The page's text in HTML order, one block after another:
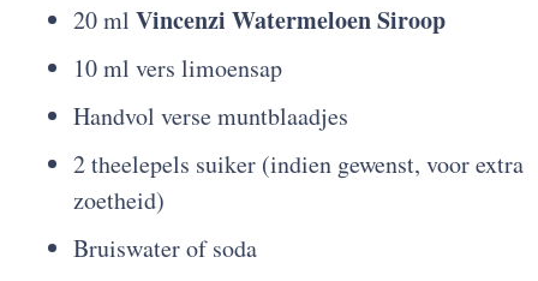
20 mlVincenzi Watermeloen Siroop
10 ml vers limoensap
Handvol verse muntblaadjes
2 theelepels suiker (indien gewenst, voor extra
zoetheid)
Bruiswater of soda